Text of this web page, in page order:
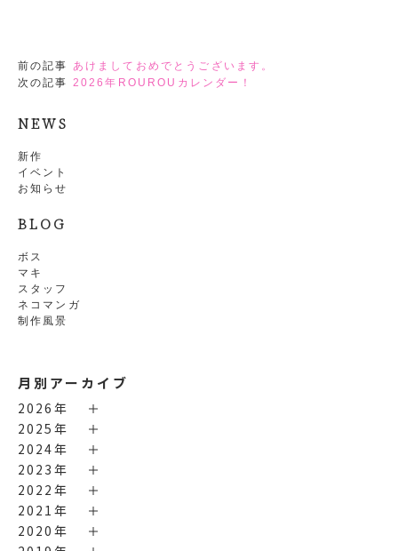
NEWS
新作
イベント
お知らせ
BLOG
ボス
マキ
スタッフ
ネコマンガ
制作風景
月別アーカイブ
2026年
2025年
2024年
2023年
2022年
2021年
2020年
前の記事 あけましておめでとうございます。
次の記事 2026年ROUROUカレンダー！